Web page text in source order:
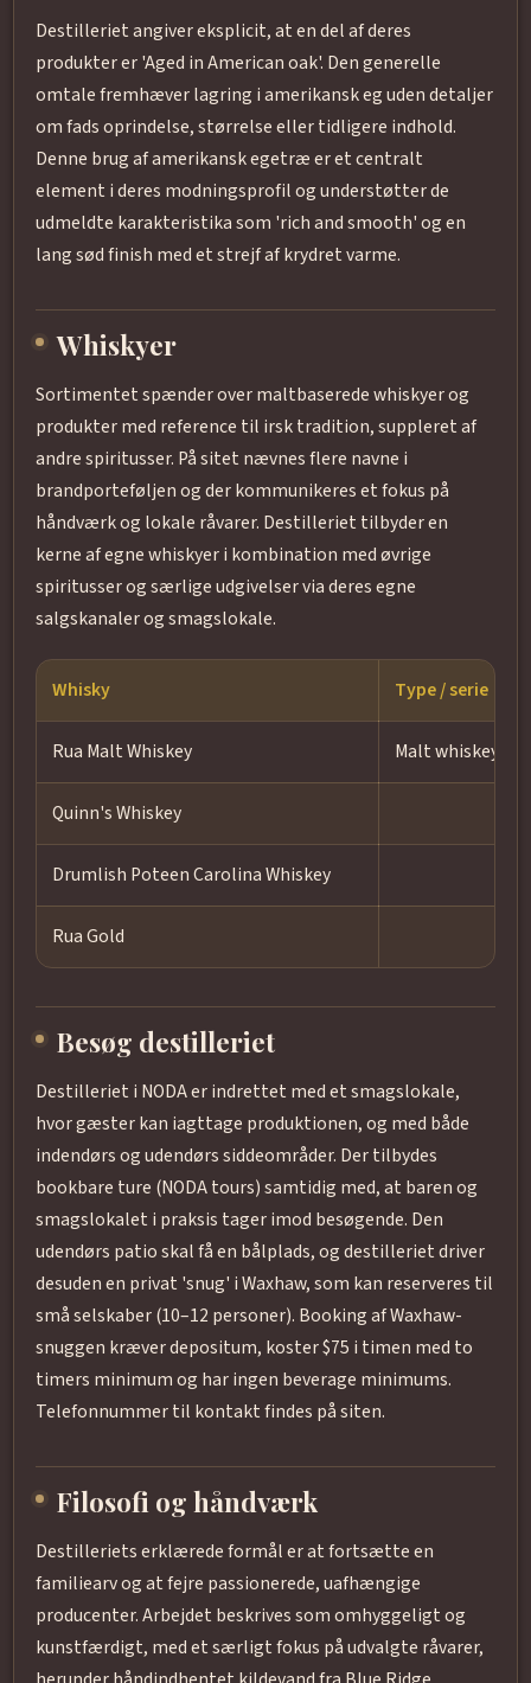
Destilleriet angiver eksplicit, at en del af deres
produkter er 'Aged in American oak'. Den generelle
omtale fremhæver lagring i amerikansk eg uden detaljer
om fads oprindelse, størrelse eller tidligere indhold.
Denne brug af amerikansk egetræ er et centralt
element i deres modningsprofil og understøtter de
udmeldte karakteristika som 'rich and smooth' og en
lang sød finish med et strejf af krydret varme.
Whiskyer
Sortimentet spænder over maltbaserede whiskyer og
produkter med reference til irsk tradition, suppleret af
andre spiritusser. På sitet nævnes flere navne i
brandporteføljen og der kommunikeres et fokus på
håndværk og lokale råvarer. Destilleriet tilbyder en
kerne af egne whiskyer i kombination med øvrige
spiritusser og særlige udgivelser via deres egne
salgskanaler og smagslokale.
Whisky Type / serie
Rua Malt Whiskey Malt whiskey
Quinn's Whiskey
Drumlish Poteen Carolina Whiskey
Rua Gold
Besøg destilleriet
Destilleriet i NODA er indrettet med et smagslokale,
hvor gæster kan iagttage produktionen, og med både
indendørs og udendørs siddeområder. Der tilbydes
bookbare ture (NODA tours) samtidig med, at baren og
smagslokalet i praksis tager imod besøgende. Den
udendørs patio skal få en bålplads, og destilleriet driver
desuden en privat 'snug' i Waxhaw, som kan reserveres til
små selskaber (10–12 personer). Booking af Waxhaw-
snuggen kræver depositum, koster $75 i timen med to
timers minimum og har ingen beverage minimums.
Telefonnummer til kontakt findes på siten.
Filosofi og håndværk
Destilleriets erklærede formål er at fortsætte en
familiearv og at fejre passionerede, uafhængige
producenter. Arbejdet beskrives som omhyggeligt og
kunstfærdigt, med et særligt fokus på udvalgte råvarer,